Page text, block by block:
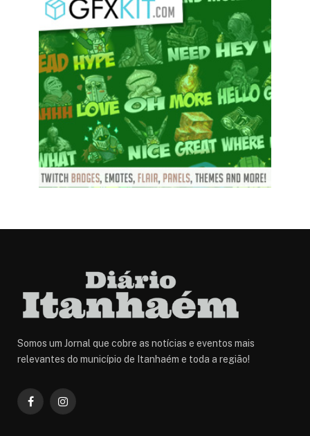
Somos um Jornal que cobre as notícias e eventos mais
relevantes do município de Itanhaém e toda a região!
FacebookInstagram